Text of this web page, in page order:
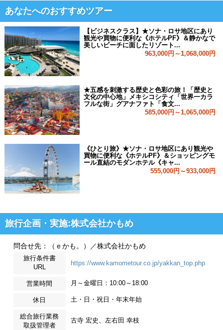
あなたへのおすすめツアー
【ビジネスクラス】★ソナ・ロサ地区にあり
観光や買物に便利な《ホテルPF》＆静かなで
美しいビーチに面したリゾート...
963,000円～1,068,000円
★五感を刺激する歴史と色彩の旅！「歴史と
文化の中心地」メキシコシティ「世界一カラ
フルな街」グアナファト「食文...
585,000円～1,065,000円
《ひとり旅》★ソナ・ロサ地区にあり観光や
買物に便利な《ホテルPF》＆ショッピングモ
ール直結のモダンホテル《キャ...
555,000円～933,000円
旅行企画・実施:株式会社かもめ
問合せ先：（ｅかも。）／株式会社かもめ
旅行条件書
URL
https://www.kamometour.co.jp/yakkan_top.php
営業時間 月～金曜日：10:00～18:00
休日 土・日・祝日・年末年始
総合旅行業務
取扱管理者
古寺 宏史、左右田 幸枝